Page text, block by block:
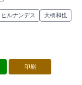
ヒルナンデス 大橋和也
印刷